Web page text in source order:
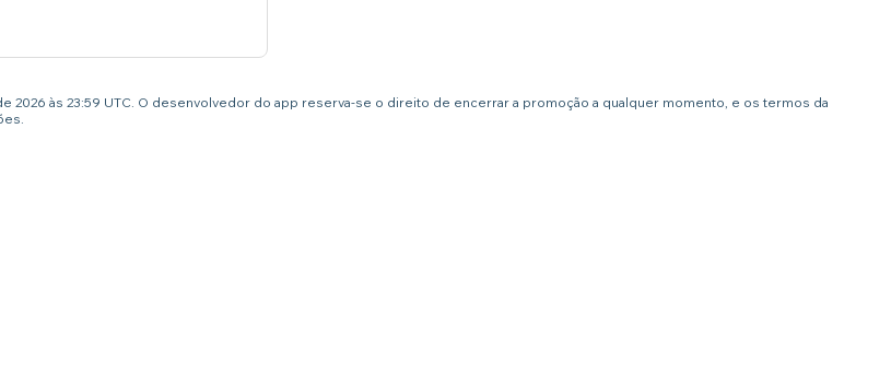
2026 às 23:59 UTC. O desenvolvedor do app reserva-se o direito de encerrar a promoção a qualquer momento, e os termos da